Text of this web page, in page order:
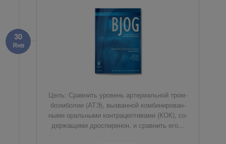
30
Янв
Цель: Срав­нить уро­вень ар­те­ри­аль­ной тром­
бо­эм­бо­лии (АТЭ), вы­зван­ной ком­би­ни­ро­ван­
ны­ми ораль­ны­ми кон­тра­цеп­ти­ва­ми (КОК), со­
дер­жа­щи­ми дро­спи­ре­нон, и срав­нить его...